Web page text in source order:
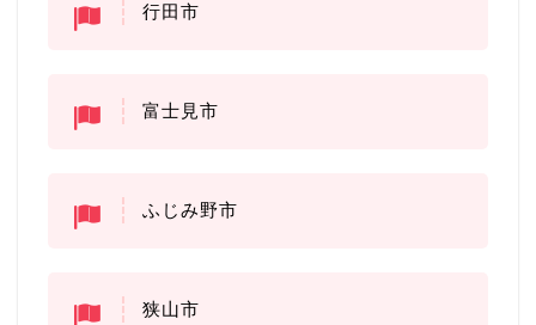
行田市
富士見市
ふじみ野市
狭山市